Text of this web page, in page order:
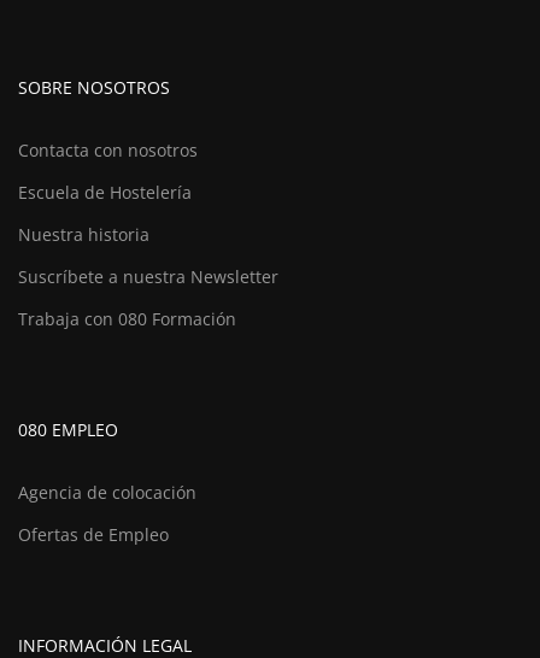
SOBRE NOSOTROS
Contacta con nosotros
Escuela de Hostelería
Nuestra historia
Suscríbete a nuestra Newsletter
Trabaja con 080 Formación
080 EMPLEO
Agencia de colocación
Ofertas de Empleo
INFORMACIÓN LEGAL